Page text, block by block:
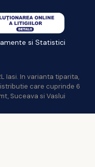
Iasi. In varianta tiparita,
care cuprinde 6
Suceava si Vaslui